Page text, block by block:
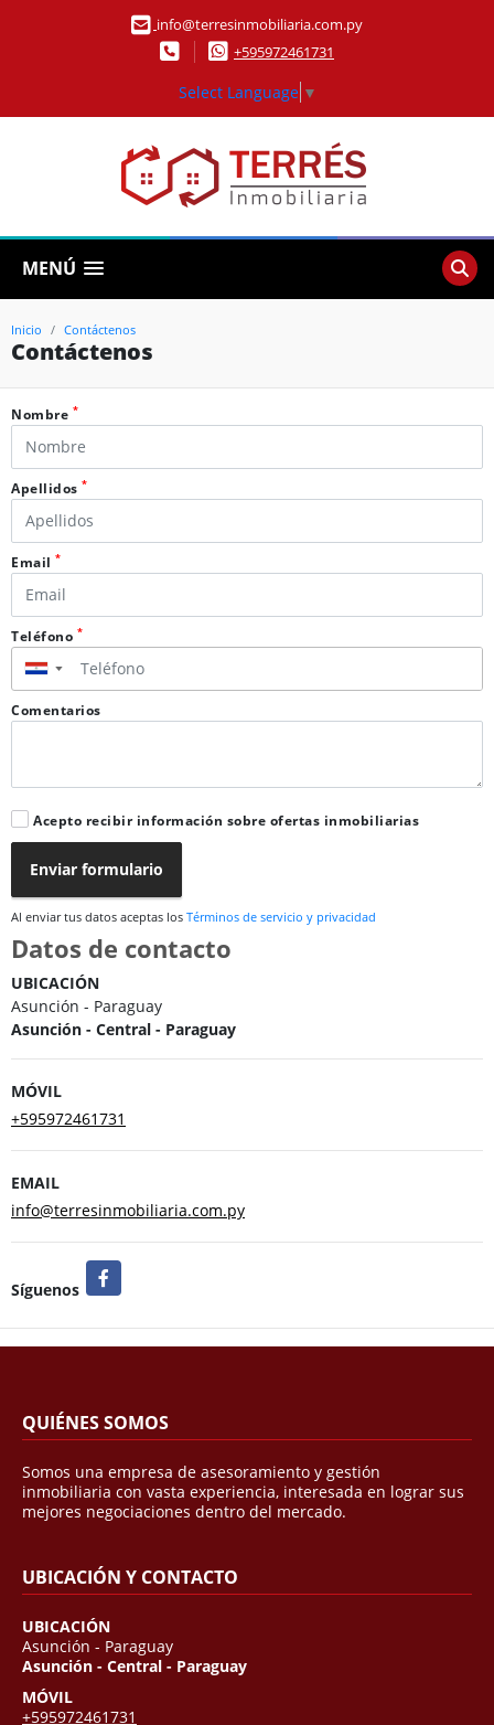
info@terresinmobiliaria.com.py
+595972461731
Select Language ▼
MENÚ
Inicio Contáctenos
Contáctenos
Nombre *
Apellidos *
Email *
Teléfono *
▼
Comentarios
Acepto recibir información sobre ofertas inmobiliarias
Enviar formulario
Al enviar tus datos aceptas los Términos de servicio y privacidad
Datos de contacto
UBICACIÓN
Asunción - Paraguay
Asunción - Central - Paraguay
MÓVIL
+595972461731
EMAIL
info@terresinmobiliaria.com.py
Síguenos
Facebook
QUIÉNES SOMOS
Somos una empresa de asesoramiento y gestión
inmobiliaria con vasta experiencia, interesada en lograr sus
mejores negociaciones dentro del mercado.
UBICACIÓN Y CONTACTO
UBICACIÓN
Asunción - Paraguay
Asunción - Central - Paraguay
MÓVIL
+595972461731